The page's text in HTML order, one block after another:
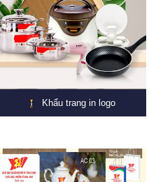
Khẩu trang in logo